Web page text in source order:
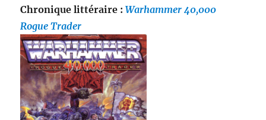
Chronique littéraire :Warhammer 40,000
Rogue Trader